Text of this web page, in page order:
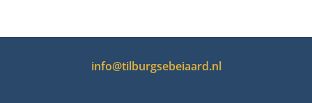
info@tilburgsebeiaard.nl